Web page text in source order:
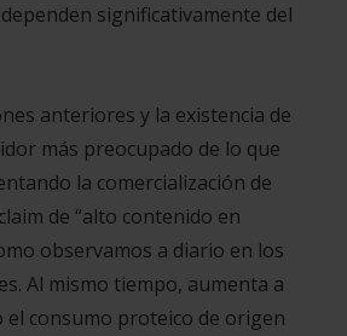
significativamente del
anteriores y la existencia de
más preocupado de lo que
la comercialización de
claim de “alto contenido en
observamos a diario en los
Al mismo tiempo, aumenta a
el consumo proteico de origen